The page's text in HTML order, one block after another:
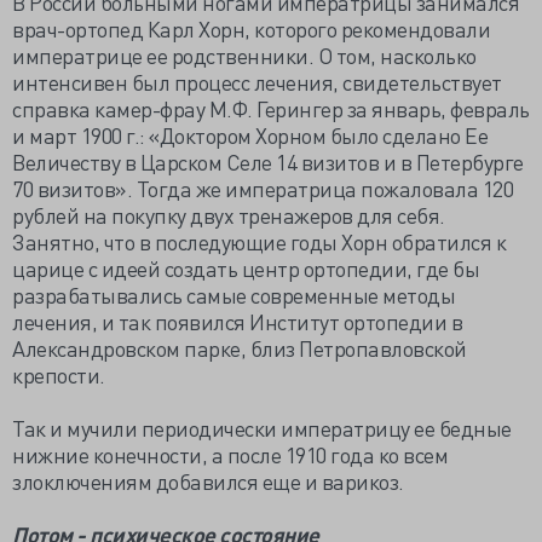
врач-ортопед Карл Хорн, которого рекомендовали
императрице ее родственники. О том, насколько
интенсивен был процесс лечения, свидетельствует
справка камер-фрау М.Ф. Герингер за январь, февраль
и март 1900 г.: «Доктором Хорном было сделано Ее
Величеству в Царском Селе 14 визитов и в Петербурге
70 визитов». Тогда же императрица пожаловала 120
рублей на покупку двух тренажеров для себя.
Занятно, что в последующие годы Хорн обратился к
царице с идеей создать центр ортопедии, где бы
разрабатывались самые современные методы
лечения, и так появился Институт ортопедии в
Александровском парке, близ Петропавловской
крепости.
Так и мучили периодически императрицу ее бедные
нижние конечности, а после 1910 года ко всем
злоключениям добавился еще и варикоз.
Потом - психическое состояние